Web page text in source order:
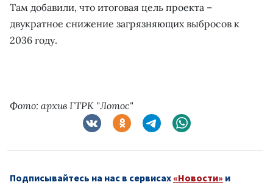
Там добавили, что итоговая цель проекта –
двукратное снижение загрязняющих выбросов к
2036 году.
Фото: архив ГТРК "Лотос"
Подписывайтесь на нас в сервисах «Новости» и